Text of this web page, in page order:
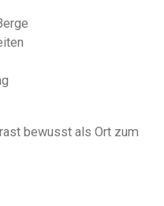
bewusst als Ort zum